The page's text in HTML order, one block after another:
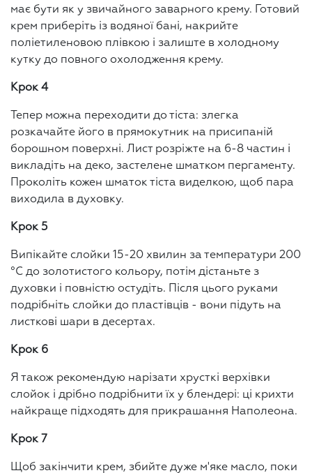
має бути як у звичайного заварного крему. Готовий
крем приберіть із водяної бані, накрийте
поліетиленовою плівкою і залиште в холодному
кутку до повного охолодження крему.
Крок 4
Тепер можна переходити до тіста: злегка
розкачайте його в прямокутник на присипаній
борошном поверхні. Лист розріжте на 6-8 частин і
викладіть на деко, застелене шматком пергаменту.
Проколіть кожен шматок тіста виделкою, щоб пара
виходила в духовку.
Крок 5
Випікайте слойки 15-20 хвилин за температури 200
°C до золотистого кольору, потім дістаньте з
духовки і повністю остудіть. Після цього руками
подрібніть слойки до пластівців - вони підуть на
листкові шари в десертах.
Крок 6
Я також рекомендую нарізати хрусткі верхівки
слойок і дрібно подрібнити їх у блендері: ці крихти
найкраще підходять для прикрашання Наполеона.
Крок 7
Щоб закінчити крем, збийте дуже м'яке масло, поки